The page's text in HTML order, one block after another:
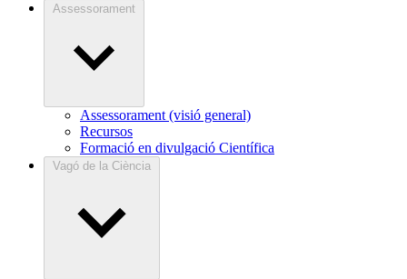
Assessorament
Assessorament (visió general)
Recursos
Formació en divulgació Científica
Vagó de la Ciència